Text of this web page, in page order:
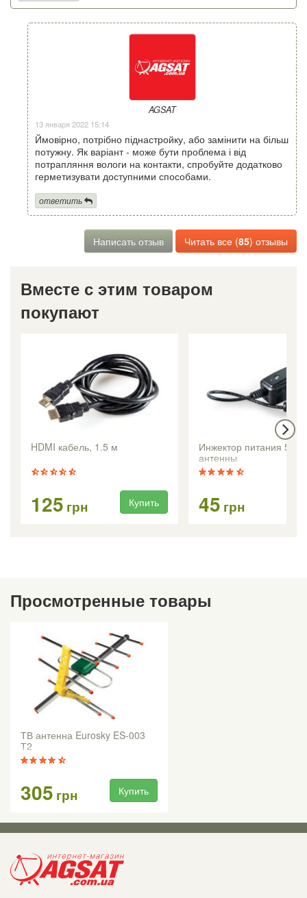
AGSAT
13 января 2022 15:14
Ймовірно, потрібно піднастройку, або замінити на більш
потужну. Як варіант - може бути проблема і від
потрапляння вологи на контакти, спробуйте додатково
герметизувати доступними способами.
ответить
Написать отзыв Читать все (85) отзывы
Вместе с этим товаром
покупают
HDMI кабель, 1.5 м
125 грн Купить
Инжектор питания 5-
антенны
45 грн
Просмотренные товары
ТВ антенна Eurosky ES-003
Т2
305 грн Купить